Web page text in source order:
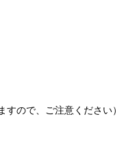
すので、ご注意ください）